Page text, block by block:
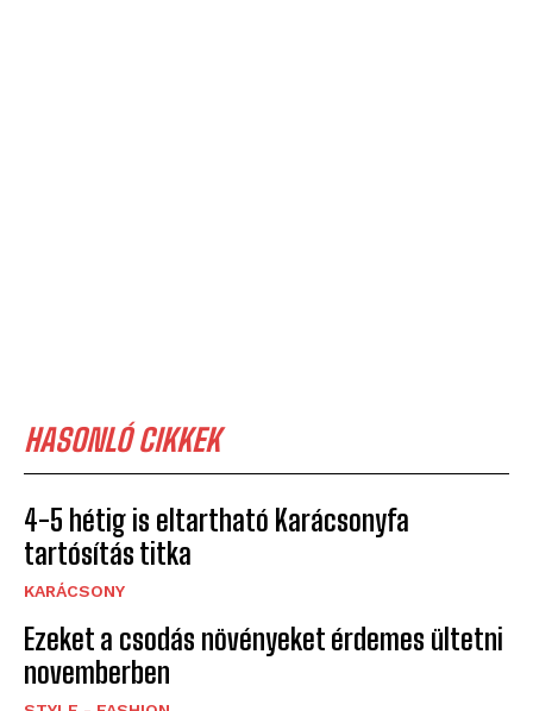
HASONLÓ CIKKEK
4-5 hétig is eltartható Karácsonyfa
tartósítás titka
KARÁCSONY
Ezeket a csodás növényeket érdemes ültetni
novemberben